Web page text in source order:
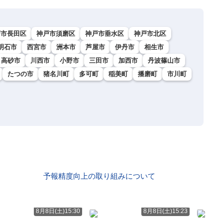
長田区 神戸市須磨区 神戸市垂水区
神戸市北区
石市 西宮市 洲本市 芦屋市 伊丹市
相生市
高砂市 川西市 小野市 三田市 加西市
丹波篠山市
たつの市 猪名川町 多可町 稲美町 播磨町
市川町
予報精度向上の取り組みについて
8月8日(土)15:30 8月8日(土)15:23